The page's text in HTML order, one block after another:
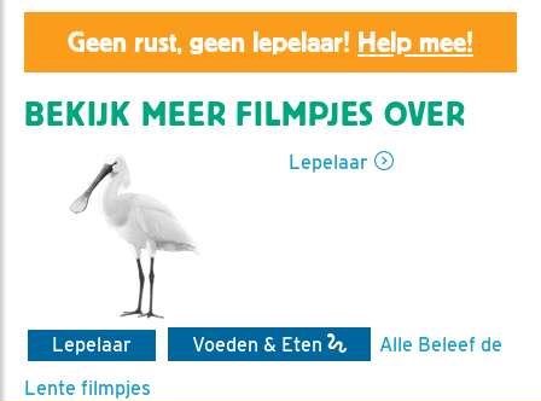
Geen rust, geen lepelaar! Help mee!
BEKIJK MEER FILMPJES OVER
Lepelaar
Lepelaar Voeden & Eten
Alle Beleef de
Lente filmpjes